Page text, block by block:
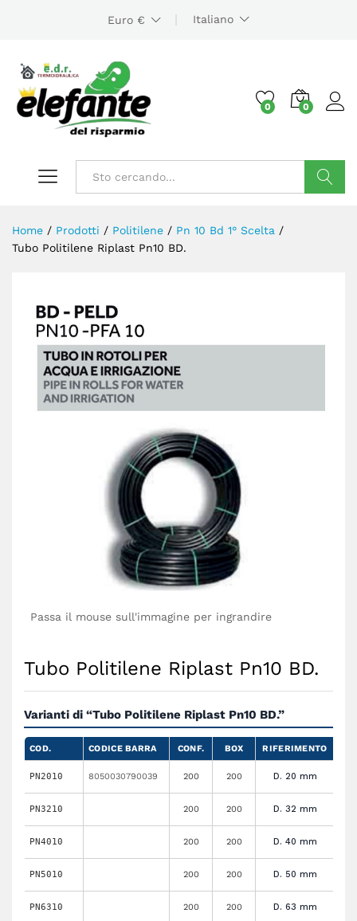
Euro € Italiano
0 0
Home / Prodotti / Politilene / Pn 10 Bd 1° Scelta /
Tubo Politilene Riplast Pn10 BD.
Passa il mouse sull'immagine per ingrandire
Tubo Politilene Riplast Pn10 BD.
Varianti di “Tubo Politilene Riplast Pn10 BD.”
COD. CODICE BARRA CONF. BOX RIFERIMENTO
PN2010 8050030790039 200 200 D. 20 mm
PN3210 200 200 D. 32 mm
PN4010 200 200 D. 40 mm
PN5010 200 200 D. 50 mm
PN6310 200 200 D. 63 mm